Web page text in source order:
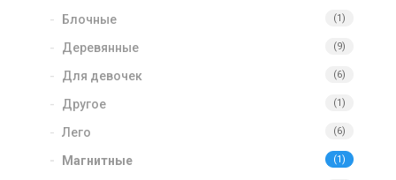
Блочные (1)
Деревянные (9)
Для девочек (6)
Другое (1)
Лего (6)
Магнитные (1)